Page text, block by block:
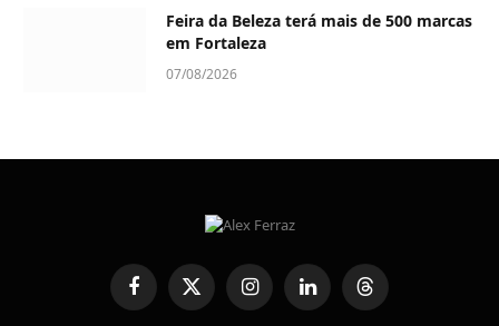
Feira da Beleza terá mais de 500 marcas
em Fortaleza
07/08/2026
FacebookX
(Twitter)
InstagramLinkedInThreads